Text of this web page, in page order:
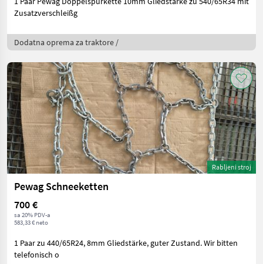
Zusatzverschleißg
Dodatna oprema za traktore /
Rabljeni stroj
Pewag Schneeketten
700 €
sa 20% PDV-a
583,33 € neto
1 Paar zu 440/65R24, 8mm Gliedstärke, guter Zustand. Wir bitten
telefonisch o